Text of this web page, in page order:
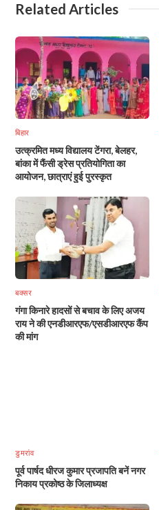
Related Articles
बिहार
उत्क्रमित मध्य विद्यालय टेंगरा, बेलहर,
बांका में फैंसी ड्रेस प्रतियोगिता का
आयोजन, छात्राएं हुई पुरस्कृत
बक्सर
गंगा किनारे हादसों से बचाव के लिए अजय
राय ने की एनडीआरएफ/एसडीआरएफ कैंप
की मांग
डुमरांव
पूर्व पार्षद धीरज कुमार प्रजापति बनें नगर
निकाय प्रकोष्ठ के जिलाध्यक्ष